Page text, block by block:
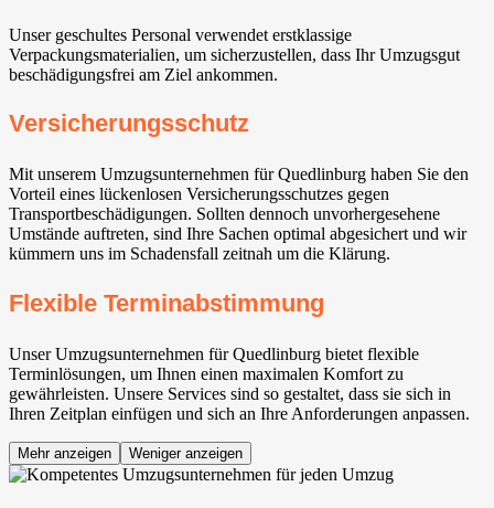
Unser geschultes Personal verwendet erstklassige
Verpackungsmaterialien, um sicherzustellen, dass Ihr Umzugsgut
beschädigungsfrei am Ziel ankommen.
Versicherungsschutz
Mit unserem Umzugsunternehmen für Quedlinburg haben Sie den
Vorteil eines lückenlosen Versicherungsschutzes gegen
Transportbeschädigungen. Sollten dennoch unvorhergesehene
Umstände auftreten, sind Ihre Sachen optimal abgesichert und wir
kümmern uns im Schadensfall zeitnah um die Klärung.
Flexible Terminabstimmung
Unser Umzugsunternehmen für Quedlinburg bietet flexible
Terminlösungen, um Ihnen einen maximalen Komfort zu
gewährleisten. Unsere Services sind so gestaltet, dass sie sich in
Ihren Zeitplan einfügen und sich an Ihre Anforderungen anpassen.
Mehr anzeigen Weniger anzeigen